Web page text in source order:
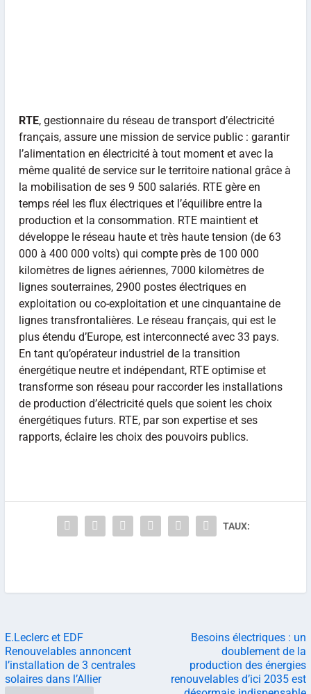
RTE, gestionnaire du réseau de transport d’électricité
français, assure une mission de service public : garantir
l’alimentation en électricité à tout moment et avec la
même qualité de service sur le territoire national grâce à
la mobilisation de ses 9 500 salariés. RTE gère en
temps réel les flux électriques et l’équilibre entre la
production et la consommation. RTE maintient et
développe le réseau haute et très haute tension (de 63
000 à 400 000 volts) qui compte près de 100 000
kilomètres de lignes aériennes, 7000 kilomètres de
lignes souterraines, 2900 postes électriques en
exploitation ou co-exploitation et une cinquantaine de
lignes transfrontalières. Le réseau français, qui est le
plus étendu d’Europe, est interconnecté avec 33 pays.
En tant qu’opérateur industriel de la transition
énergétique neutre et indépendant, RTE optimise et
transforme son réseau pour raccorder les installations
de production d’électricité quels que soient les choix
énergétiques futurs. RTE, par son expertise et ses
rapports, éclaire les choix des pouvoirs publics.
TAUX:
E.Leclerc et EDF
Renouvelables annoncent
l’installation de 3 centrales
solaires dans l’Allier
Besoins électriques : un
doublement de la
production des énergies
renouvelables d’ici 2035 est